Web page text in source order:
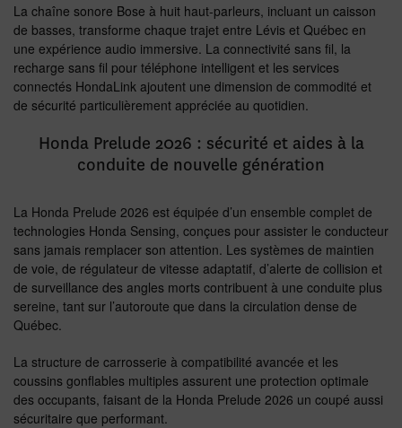
La chaîne sonore Bose à huit haut-parleurs, incluant un caisson
de basses, transforme chaque trajet entre Lévis et Québec en
une expérience audio immersive. La connectivité sans fil, la
recharge sans fil pour téléphone intelligent et les services
connectés HondaLink ajoutent une dimension de commodité et
de sécurité particulièrement appréciée au quotidien.
Honda Prelude 2026 : sécurité et aides à la
conduite de nouvelle génération
La Honda Prelude 2026 est équipée d’un ensemble complet de
technologies Honda Sensing, conçues pour assister le conducteur
sans jamais remplacer son attention. Les systèmes de maintien
de voie, de régulateur de vitesse adaptatif, d’alerte de collision et
de surveillance des angles morts contribuent à une conduite plus
sereine, tant sur l’autoroute que dans la circulation dense de
Québec.
La structure de carrosserie à compatibilité avancée et les
coussins gonflables multiples assurent une protection optimale
des occupants, faisant de la Honda Prelude 2026 un coupé aussi
sécuritaire que performant.